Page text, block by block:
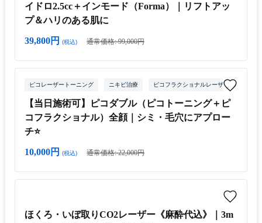
イドロ2.5cc＋インモード（Forma）｜リフトアッ
プ＆ハリのある肌に
39,800円 (税込) 通常価格: 99,000円
ピコレーザートーニング ニキビ治療 ピコフラクショナルレーザー
【当日施術可】ピコダブル（ピコトーニング＋ピ
コフラクショナル）全顔｜シミ・毛穴にアプロー
チ⭐️
10,000円 (税込) 通常価格: 22,000円
ほくろ・いぼ取りCO2レーザー《麻酔代込》｜3m